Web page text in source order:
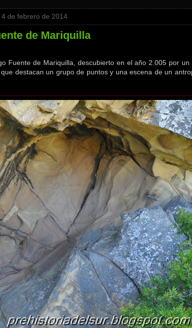
4 de febrero de 2014
de Mariquilla
Fuente de Mariquilla, descubierto en el año 2.005 por un
destacan un grupo de puntos y una escena de un